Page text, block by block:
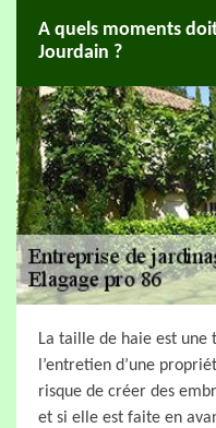
A quels moments
Jourdain ?
La taille de haie est une
l’entretien d’une
risque de créer des
et si elle est faite en